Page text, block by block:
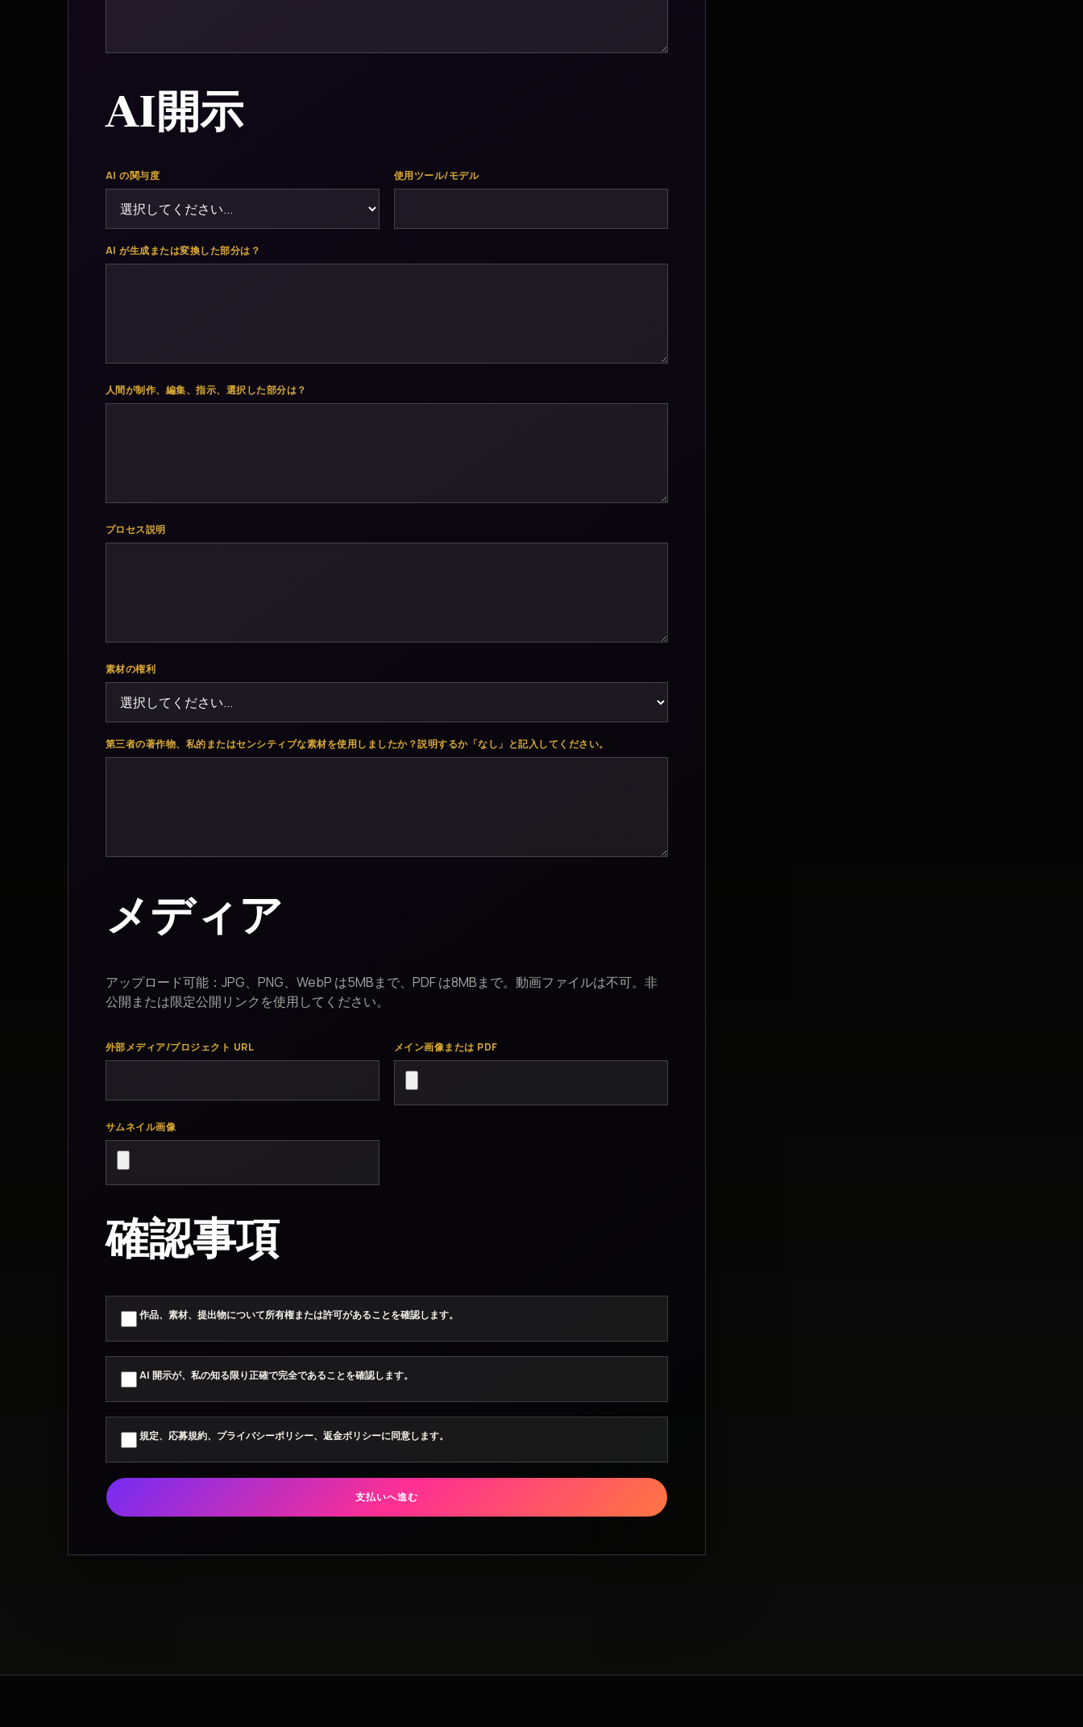
AI開示
AI の関与度 使用ツール/モデル
AI が生成または変換した部分は？
人間が制作、編集、指示、選択した部分は？
プロセス説明
素材の権利
第三者の著作物、私的またはセンシティブな素材を使用しましたか？説明するか「なし」と記入してください。
メディア
アップロード可能：JPG、PNG、WebP は5MBまで、PDF は8MBまで。動画ファイルは不可。非
公開または限定公開リンクを使用してください。
外部メディア/プロジェクト URL メイン画像または PDF
サムネイル画像
確認事項
作品、素材、提出物について所有権または許可があることを確認します。
AI 開示が、私の知る限り正確で完全であることを確認します。
規定、応募規約、プライバシーポリシー、返金ポリシーに同意します。
支払いへ進む